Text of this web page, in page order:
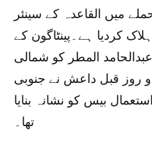
میں القاعدہ کے سینئر
کردیا ہے۔پینٹاگون کے
المطر کو شمالی
دو روز قبل داعش نے جنوبی
بیس کو نشانہ بنایا
تھا۔